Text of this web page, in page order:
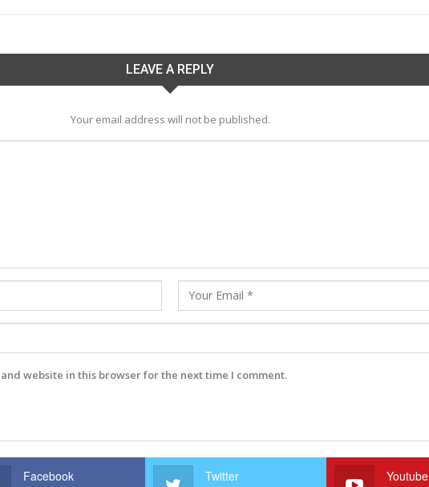
LEAVE A REPLY
Your email address will not be published.
website in this browser for the next time I comment.
Facebook Twitter Youtube